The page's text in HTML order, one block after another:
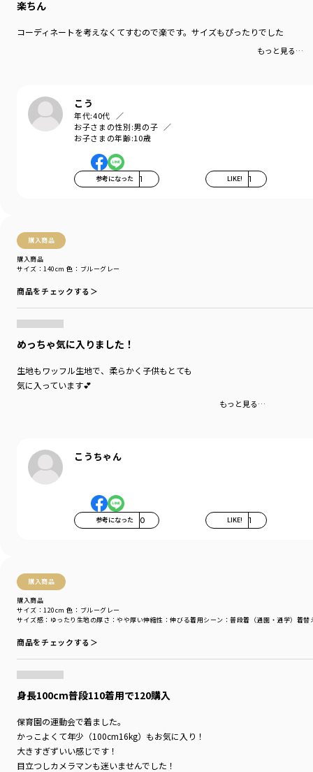
楽ちん
コーディネートを考えなくてすむので楽です。サイズもぴったりでした
もっと見る…
こう
年代:40代
お子さまの性別:男の子
お子さまの年齢:10歳
参考になった 1 LIKE! 1
購入商品
購入商品
サイズ：140cm 色：ブルーグレー
商品をチェックする＞
めっちゃ気に入りました！
生地もワッフル生地で、柔らかく子供もとても
気に入っています💕
もっと見る…
こうちゃん
参考になった 0 LIKE! 1
購入商品
購入商品
サイズ感 ：ゆったり 生地の厚さ ：やや厚い伸縮性 ：伸びる着用シーン ：普段着（通園・通学） 着替
サイズ：120cm 色：ブルーグレー
商品をチェックする＞
身長100cm普段110着用で120購入
保育園の運動会で着ました。
かっこよくて年少（100cm16kg）もお気に入り！
大きすぎずいい感じです！
目立つしカメラマンも迷いませんでした！
伸縮性：あり
ブランド ／branshes
シーズン
／ アウトレット
／ トップス>半袖Tシャツ・タンクトップ
／ブルー
性別タイプ
／BOY
商品番号
／11-4248-431